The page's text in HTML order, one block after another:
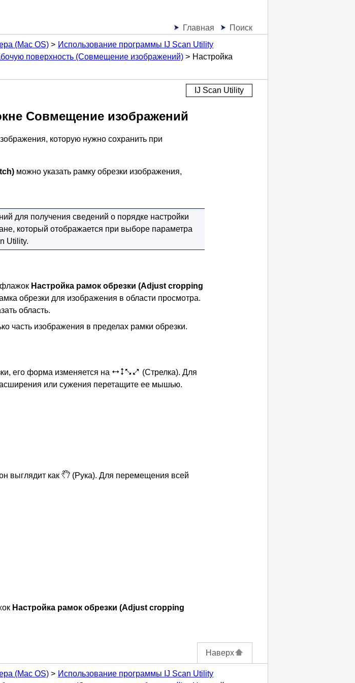
Главная
Поиск
(Mac OS)
Использование программы IJ Scan Utility
поверхность (Совмещение изображений)
Настройка
IJ Scan Utility
Совмещение изображений
которую нужно сохранить при
можно указать рамку обрезки изображения,
для получения сведений о порядке настройки
который отображается при выборе параметра
Utility.
Настройка рамок обрезки (Adjust cropping
обрезки для изображения в области просмотра.
область.
часть изображения в пределах рамки обрезки.
его форма изменяется на (Стрелка). Для
или сужения перетащите ее мышью.
выглядит как (Рука). Для перемещения всей
Настройка рамок обрезки (Adjust cropping
Наверх
(Mac OS)
Использование программы IJ Scan Utility